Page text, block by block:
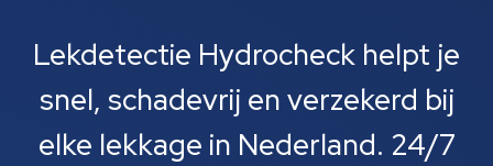
Lekdetectie Hydrocheck helpt je
snel, schadevrij en verzekerd bij
elke lekkage in Nederland. 24/7